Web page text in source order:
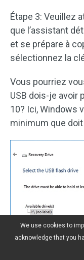
Étape 3: Veuillez
que l’assistant
et se prépare à
sélectionnez la
Vous pourriez
USB dois-je avoir
10? Ici, Windows
minimum que
We use cookies to
acknowledge that you